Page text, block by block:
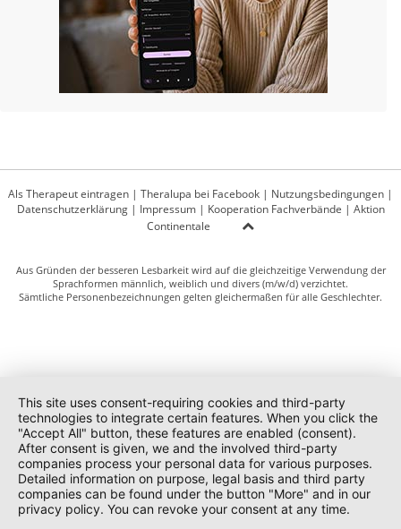
Als Therapeut eintragen | Theralupa bei Facebook | Nutzungsbedingungen |
Datenschutzerklärung| Impressum| Kooperation Fachverbände | Aktion
Continentale
Aus Gründen der besseren Lesbarkeit wird auf die gleichzeitige Verwendung der
Sprachformen männlich, weiblich und divers (m/w/d) verzichtet.
Sämtliche Personenbezeichnungen gelten gleichermaßen für alle Geschlechter.
This site uses consent-requiring cookies and third-party
technologies to integrate certain features. When you click the
"Accept All" button, these features are enabled (consent).
After consent is given, we and the involved third-party
companies process your personal data for various purposes.
Detailed information on purpose, legal basis and third party
companies can be found under the button "More" and in our
privacy policy. You can revoke your consent at any time.